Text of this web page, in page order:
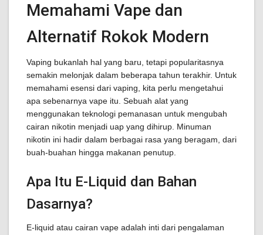
Memahami Vape dan
Alternatif Rokok Modern
Vaping bukanlah hal yang baru, tetapi popularitasnya
semakin melonjak dalam beberapa tahun terakhir. Untuk
memahami esensi dari vaping, kita perlu mengetahui
apa sebenarnya vape itu. Sebuah alat yang
menggunakan teknologi pemanasan untuk mengubah
cairan nikotin menjadi uap yang dihirup. Minuman
nikotin ini hadir dalam berbagai rasa yang beragam, dari
buah-buahan hingga makanan penutup.
Apa Itu E-Liquid dan Bahan
Dasarnya?
E-liquid atau cairan vape adalah inti dari pengalaman